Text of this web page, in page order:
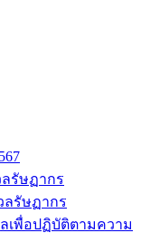
รัษฏากร
ลรัษฏากร
เพื่อปฏิบัติตามความ